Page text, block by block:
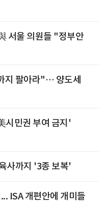
서울 의원들 "정부안
지 팔아라"… 양도세
시민권 부여 금지'
사까지 '3종 보복'
ISA 개편안에 개미들